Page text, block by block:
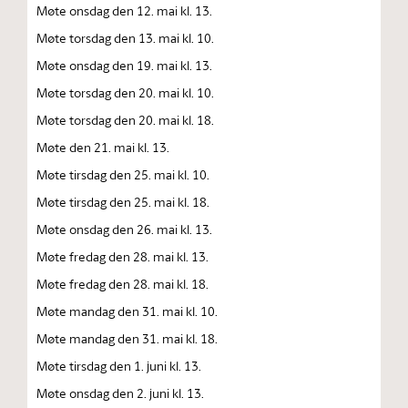
Møte onsdag den 12. mai kl. 13.
Møte torsdag den 13. mai kl. 10.
Møte onsdag den 19. mai kl. 13.
Møte torsdag den 20. mai kl. 10.
Møte torsdag den 20. mai kl. 18.
Møte den 21. mai kl. 13.
Møte tirsdag den 25. mai kl. 10.
Møte tirsdag den 25. mai kl. 18.
Møte onsdag den 26. mai kl. 13.
Møte fredag den 28. mai kl. 13.
Møte fredag den 28. mai kl. 18.
Møte mandag den 31. mai kl. 10.
Møte mandag den 31. mai kl. 18.
Møte tirsdag den 1. juni kl. 13.
Møte onsdag den 2. juni kl. 13.